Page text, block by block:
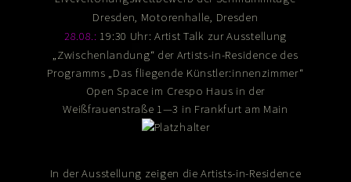
Dresden , Motorenhalle, Dresden
28.08.: 19:30 Uhr: Artist Talk zur Ausstellung
„Zwischenlandung“ der Artists-in-Residence des
Programms „Das fliegende Künstler:innenzimmer“
Open Space im Crespo Haus in der
Weißfrauenstraße 1—3 in Frankfurt am Main
In der Ausstellung zeigen die Artists-in-Residence